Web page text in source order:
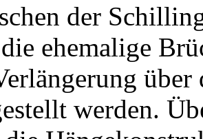
der
ehemalige
werden.